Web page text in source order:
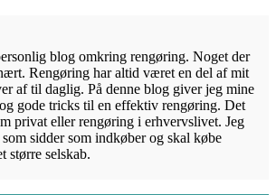
blog omkring rengøring. Noget der
Rengøring har altid været en del af mit
af til daglig. På denne blog giver jeg mine
gode tricks til en effektiv rengøring. Det
privat eller rengøring i erhvervslivet. Jeg
sidder som indkøber og skal købe
større selskab.